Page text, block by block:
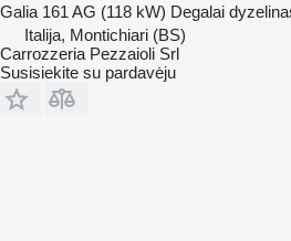
Galia 161 AG (118 kW) Degalai
Italija, Montichiari (BS)
Carrozzeria Pezzaioli Srl
Susisiekite su pardavėju